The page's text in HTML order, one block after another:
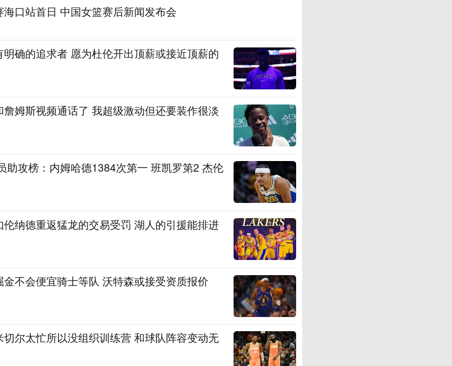
口站首日 中国女篮赛后新闻发布会
确的追求者 愿为杜伦开出顶薪或接近顶薪的
姆斯视频通话了 我超级激动但还要装作很淡
助攻榜：内姆哈德1384次第一 班凯罗第2 杰伦
纳德重返猛龙的交易受罚 湖人的引援能排进
不会便宜骑士等队 沃特森或接受资质报价
尔太忙所以没组织训练营 和球队阵容变动无